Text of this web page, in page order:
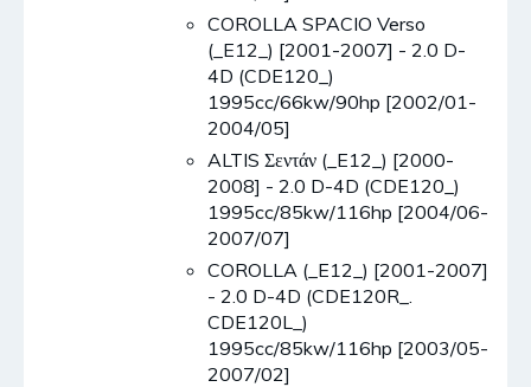
COROLLA SPACIO Verso
(_E12_) [2001-2007] - 2.0 D-
4D (CDE120_)
1995cc/66kw/90hp [2002/01-
2004/05]
ALTIS Σεντάν (_E12_) [2000-
2008] - 2.0 D-4D (CDE120_)
1995cc/85kw/116hp [2004/06-
2007/07]
COROLLA (_E12_) [2001-2007]
- 2.0 D-4D (CDE120R_.
CDE120L_)
1995cc/85kw/116hp [2003/05-
2007/02]